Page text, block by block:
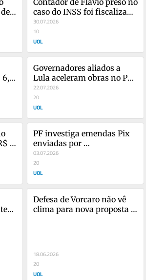
caso do INSS foi fiscalizado
por conselho
30.07.2026
10
UOL
6,4
Governadores aliados a
Lula aceleram obras no PAC
antes da eleição
22.07.2026
20
UOL
2
PF investiga emendas Pix
enviadas por
parlamentares de Roraima
03.07.2026
20
UOL
Defesa de Vorcaro não vê
clima para nova proposta
18.06.2026
20
UOL